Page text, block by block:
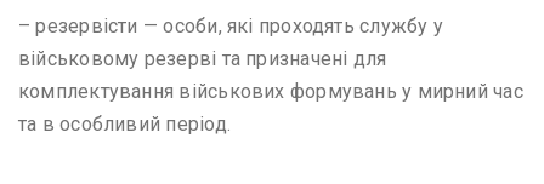
– резервісти — особи, які проходять службу у
військовому резерві та призначені для
комплектування військових формувань у мирний час
та в особливий період.